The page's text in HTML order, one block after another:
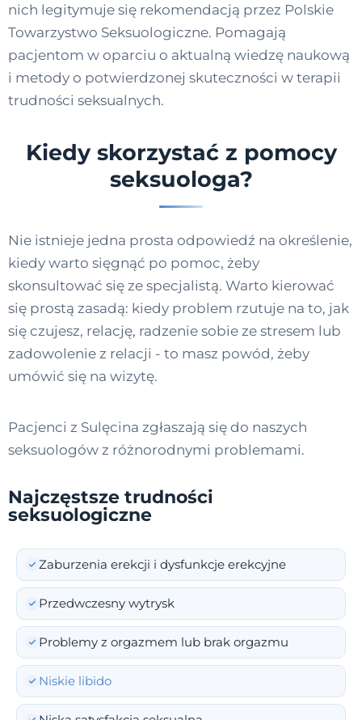
nich legitymuje się rekomendacją przez Polskie
Towarzystwo Seksuologiczne. Pomagają
pacjentom w oparciu o aktualną wiedzę naukową
i metody o potwierdzonej skuteczności w terapii
trudności seksualnych.
Kiedy skorzystać z pomocy
seksuologa?
Nie istnieje jedna prosta odpowiedź na określenie,
kiedy warto sięgnąć po pomoc, żeby
skonsultować się ze specjalistą. Warto kierować
się prostą zasadą: kiedy problem rzutuje na to, jak
się czujesz, relację, radzenie sobie ze stresem lub
zadowolenie z relacji - to masz powód, żeby
umówić się na wizytę.
Pacjenci z Sulęcina zgłaszają się do naszych
seksuologów z różnorodnymi problemami.
Najczęstsze trudności
seksuologiczne
Zaburzenia erekcji i dysfunkcje erekcyjne
Przedwczesny wytrysk
Problemy z orgazmem lub brak orgazmu
Niskie libido